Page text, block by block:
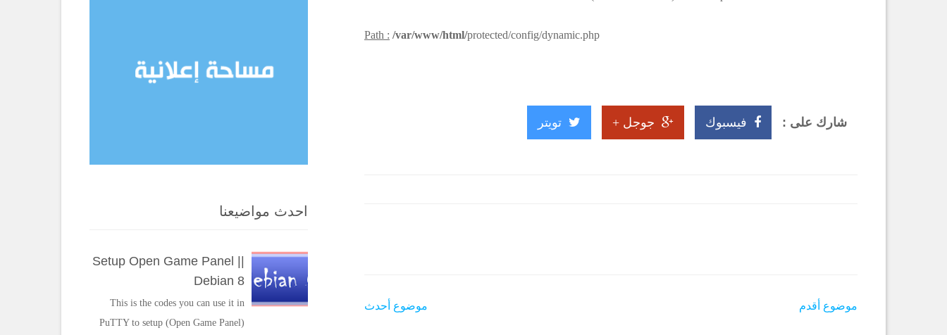
Path : /var/www/html/protected/config/dynamic.php
شارك على : فيسبوك جوجل + تويتر
موضوع أحدث موضوع أقدم
احدث مواضيعنا
Setup Open Game Panel ||
Debian 8
This is the codes you can use it in
PuTTY to setup (Open Game Panel)